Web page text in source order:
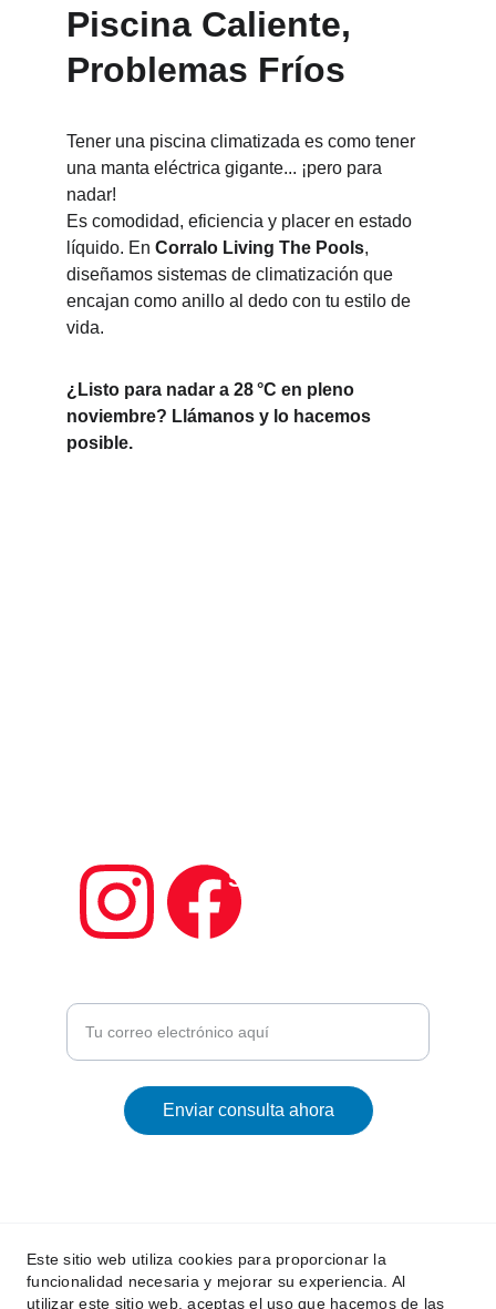
Piscina Caliente,
Problemas Fríos
Tener una piscina climatizada es como tener
una manta eléctrica gigante... ¡pero para
nadar!
Es comodidad, eficiencia y placer en estado
líquido. En Corralo Living The Pools,
diseñamos sistemas de climatización que
encajan como anillo al dedo con tu estilo de
vida.
¿Listo para nadar a 28 °C en pleno
noviembre? Llámanos y lo hacemos
posible.
Enviar consulta ahora
Aviso Legal y Privacidad
Síguenos en redes
Este sitio web utiliza cookies para proporcionar la
funcionalidad necesaria y mejorar su experiencia. Al
utilizar este sitio web, aceptas el uso que hacemos de las